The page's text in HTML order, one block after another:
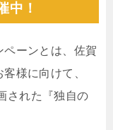
中！
ーンとは、佐賀
様に向けて、
された『独自の